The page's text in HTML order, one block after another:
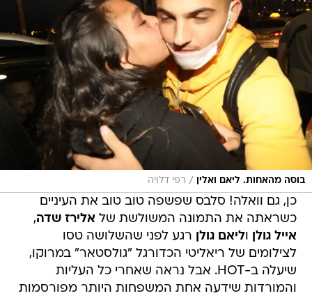
בוסה מהאחות. ליאם ואלין / רפי דלויה
כן, גם וואלה! סלבס שפשפה טוב טוב את העיניים
כשראתה את התמונה המשולשת של אלירז שדה,
אייל גולן וליאם גולן רגע לפני שהשלושה טסו
לצילומים של ריאליטי הכדורגל "גולסטאר" במרוקו,
שיעלה ב-HOT. אבל נראה שאחרי כל העליות
והמורדות שידעה אחת המשפחות היותר מפורסמות